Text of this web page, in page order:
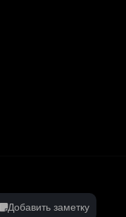
Добавить заметку